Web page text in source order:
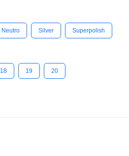
Neutro Silver Superpolish
18 19 20